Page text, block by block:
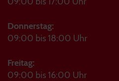
Donnerstag:
09:00 bis 18:00 Uhr
Freitag:
09:00 bis 16:00 Uhr